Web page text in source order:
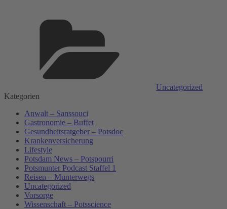
Uncategorized
Kategorien
Anwalt – Sanssouci
Gastronomie – Buffet
Gesundheitsratgeber – Potsdoc
Krankenversicherung
Lifestyle
Potsdam News – Potspourri
Potsmunter Podcast Staffel 1
Reisen – Munterwegs
Uncategorized
Vorsorge
Wissenschaft – Potsscience